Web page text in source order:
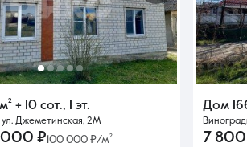
+ 10 сот., 1 эт.
ул. Джеметинская, 2М
₽100 000 ₽/м²
Дом
7